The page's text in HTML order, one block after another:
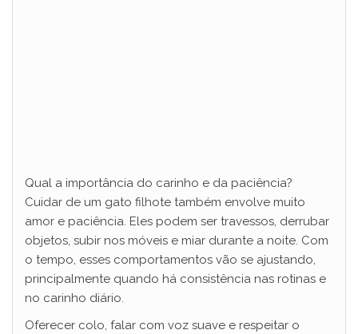
Qual a importância do carinho e da paciência?
Cuidar de um gato filhote também envolve muito
amor e paciência. Eles podem ser travessos, derrubar
objetos, subir nos móveis e miar durante a noite. Com
o tempo, esses comportamentos vão se ajustando,
principalmente quando há consistência nas rotinas e
no carinho diário.
Oferecer colo, falar com voz suave e respeitar o